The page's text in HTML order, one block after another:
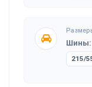
Шины:
215/